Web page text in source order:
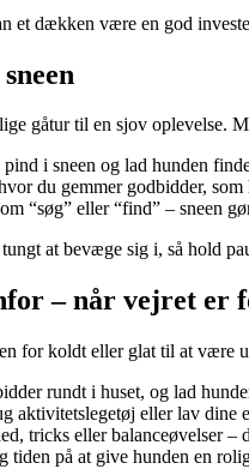
et dækken være en god
gåtur til en sjov oplevelse.
i sneen og lad hunden
du gemmer godbidder,
“søg” eller “find” – sneen
at bevæge sig i, så hold
– når vejret er
for koldt eller glat til at være
rundt i huset, og lad
aktivitetslegetøj eller lav dine
tricks eller balanceøvelser –
tiden på at give hunden en